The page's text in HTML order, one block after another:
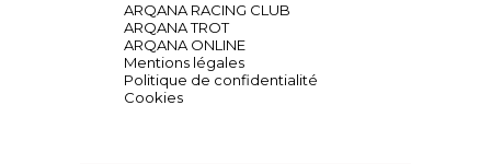
ARQANA RACING CLUB
ARQANA TROT
ARQANA ONLINE
Mentions légales
Politique de confidentialité
Cookies